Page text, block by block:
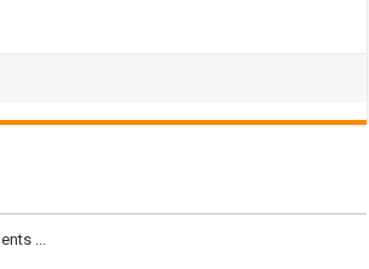
...